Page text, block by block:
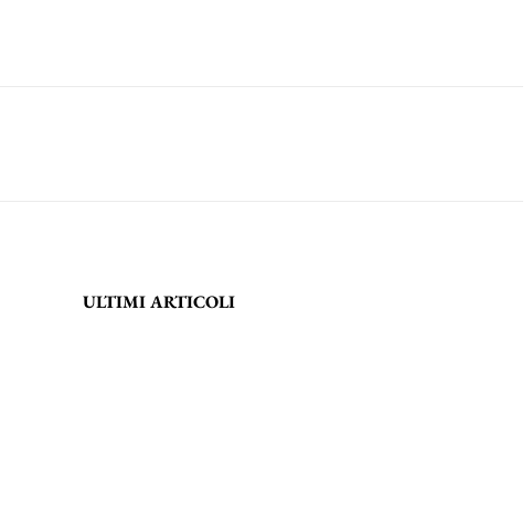
ULTIMI ARTICOLI